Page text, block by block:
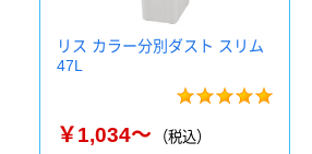
リス カラー分別ダスト スリム
47L
￥1,034～ （税込）